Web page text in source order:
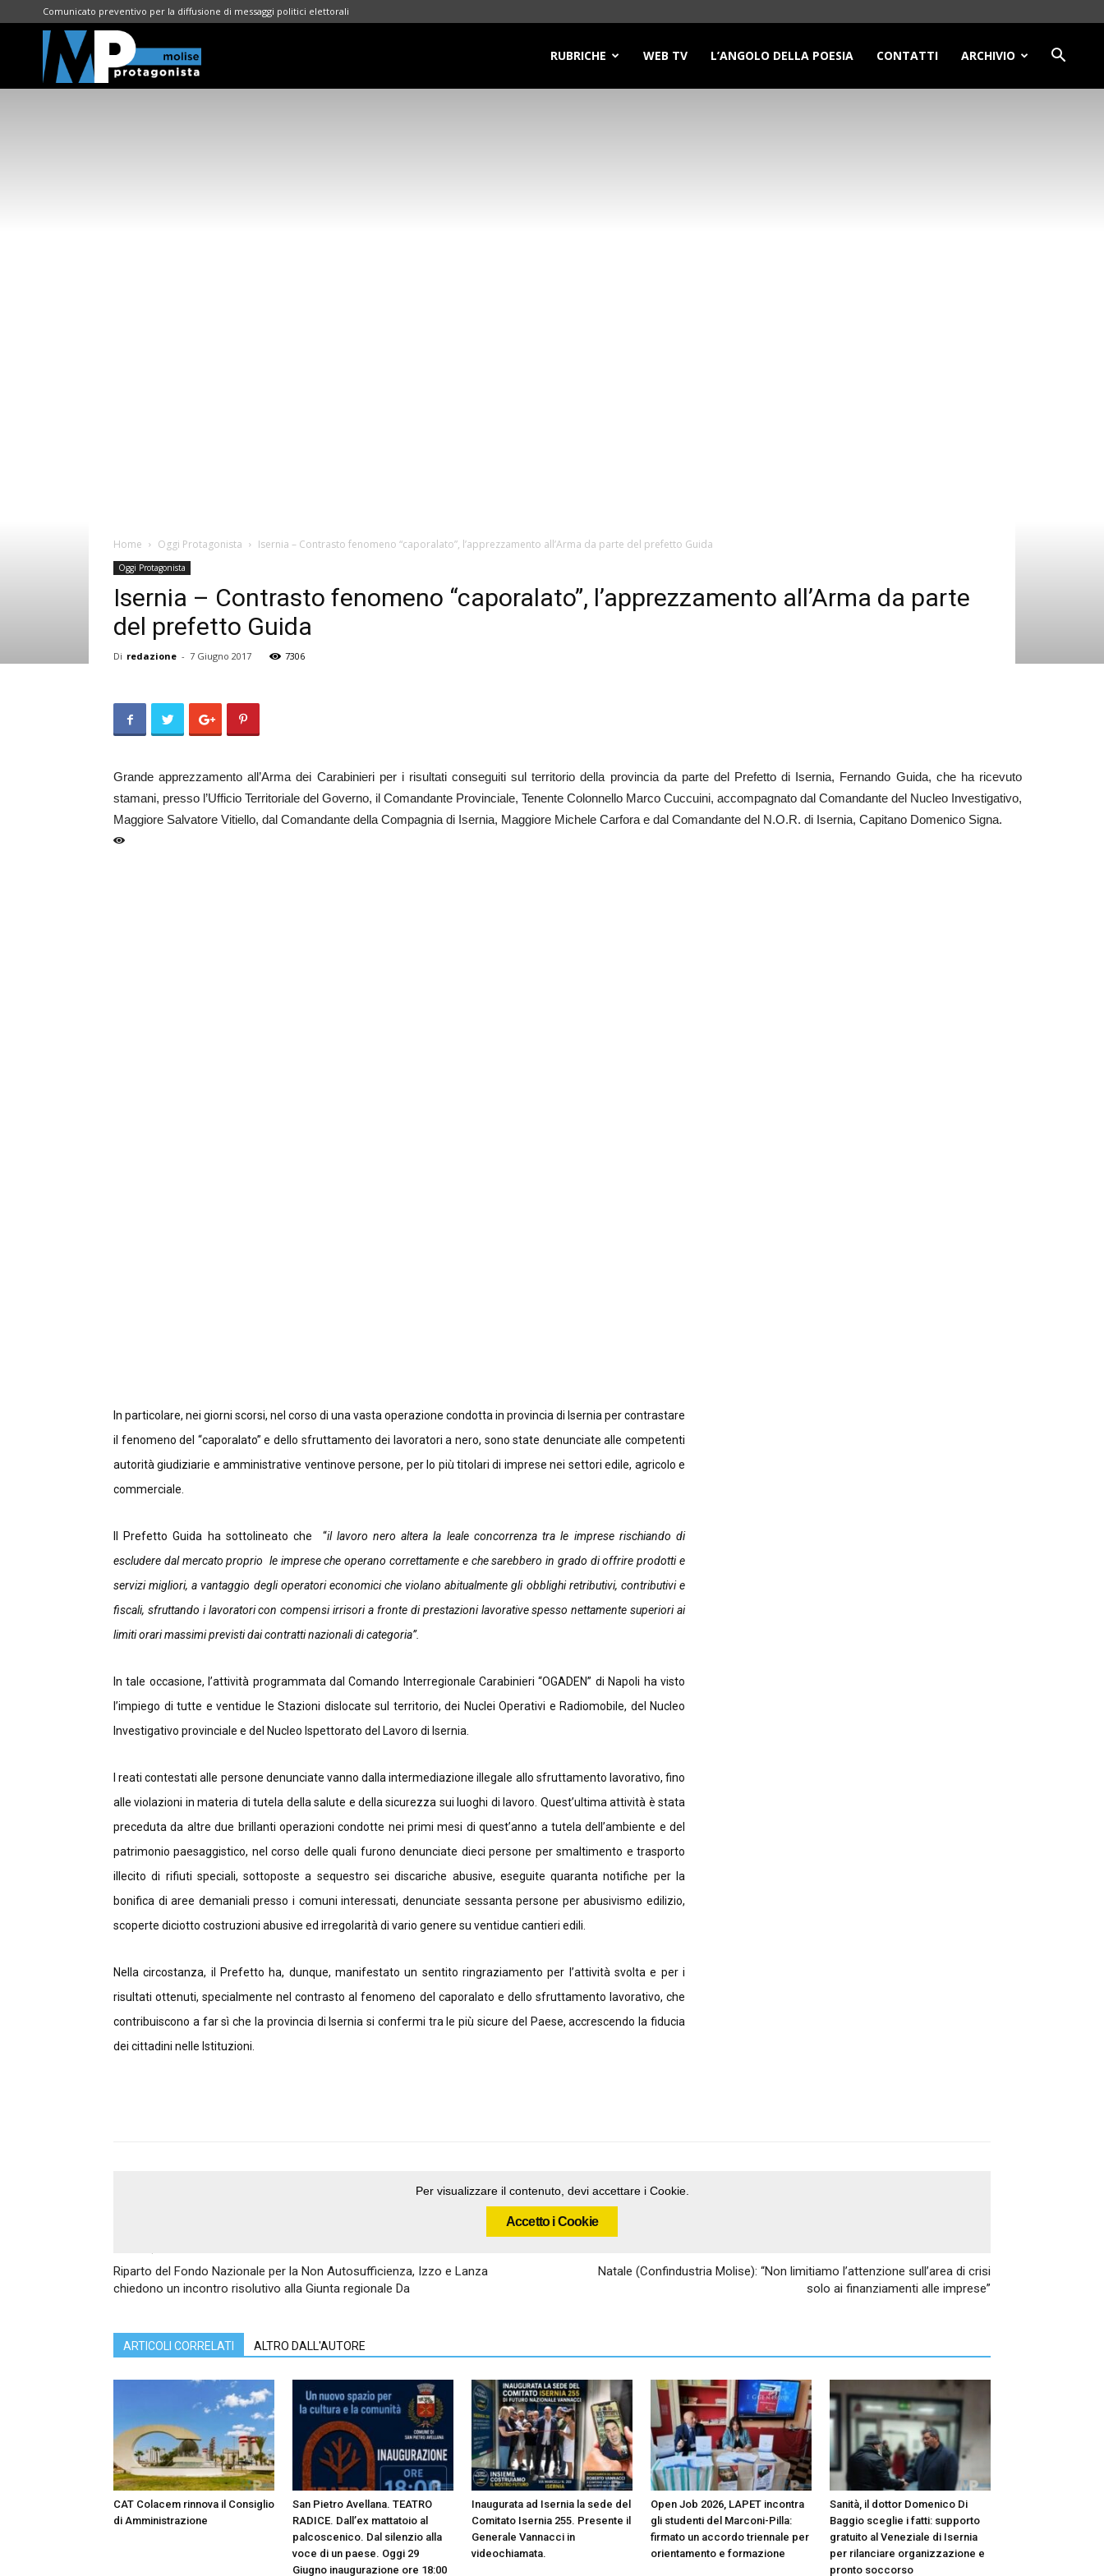
Comunicato preventivo per la diffusione di messaggi politici elettorali
RUBRICHE WEB TV L’ANGOLO DELLA POESIA CONTATTI ARCHIVIO
Home Oggi Protagonista Isernia – Contrasto fenomeno “caporalato”, l’apprezzamento all’Arma da parte del prefetto Guida
Oggi Protagonista
Isernia – Contrasto fenomeno “caporalato”, l’apprezzamento all’Arma da parte
del prefetto Guida
Di redazione - 7 Giugno 2017 7306
Grande apprezzamento all’Arma dei Carabinieri per i risultati conseguiti sul territorio della provincia da parte del Prefetto di Isernia, Fernando Guida, che ha ricevuto
stamani, presso l’Ufficio Territoriale del Governo, il Comandante Provinciale, Tenente Colonnello Marco Cuccuini, accompagnato dal Comandante del Nucleo Investigativo,
Maggiore Salvatore Vitiello, dal Comandante della Compagnia di Isernia, Maggiore Michele Carfora e dal Comandante del N.O.R. di Isernia, Capitano Domenico Signa.
In particolare, nei giorni scorsi, nel corso di una vasta operazione condotta in provincia di Isernia per contrastare
il fenomeno del “caporalato” e dello sfruttamento dei lavoratori a nero, sono state denunciate alle competenti
autorità giudiziarie e amministrative ventinove persone, per lo più titolari di imprese nei settori edile, agricolo e
commerciale.
Il Prefetto Guida ha sottolineato che “il lavoro nero altera la leale concorrenza tra le imprese rischiando di
escludere dal mercato proprio le imprese che operano correttamente e che sarebbero in grado di offrire prodotti e
servizi migliori, a vantaggio degli operatori economici che violano abitualmente gli obblighi retributivi, contributivi e
fiscali, sfruttando i lavoratori con compensi irrisori a fronte di prestazioni lavorative spesso nettamente superiori ai
limiti orari massimi previsti dai contratti nazionali di categoria”.
In tale occasione, l’attività programmata dal Comando Interregionale Carabinieri “OGADEN” di Napoli ha visto
l’impiego di tutte e ventidue le Stazioni dislocate sul territorio, dei Nuclei Operativi e Radiomobile, del Nucleo
Investigativo provinciale e del Nucleo Ispettorato del Lavoro di Isernia.
I reati contestati alle persone denunciate vanno dalla intermediazione illegale allo sfruttamento lavorativo, fino
alle violazioni in materia di tutela della salute e della sicurezza sui luoghi di lavoro. Quest’ultima attività è stata
preceduta da altre due brillanti operazioni condotte nei primi mesi di quest’anno a tutela dell’ambiente e del
patrimonio paesaggistico, nel corso delle quali furono denunciate dieci persone per smaltimento e trasporto
illecito di rifiuti speciali, sottoposte a sequestro sei discariche abusive, eseguite quaranta notifiche per la
bonifica di aree demaniali presso i comuni interessati, denunciate sessanta persone per abusivismo edilizio,
scoperte diciotto costruzioni abusive ed irregolarità di vario genere su ventidue cantieri edili.
Nella circostanza, il Prefetto ha, dunque, manifestato un sentito ringraziamento per l’attività svolta e per i
risultati ottenuti, specialmente nel contrasto al fenomeno del caporalato e dello sfruttamento lavorativo, che
contribuiscono a far sì che la provincia di Isernia si confermi tra le più sicure del Paese, accrescendo la fiducia
dei cittadini nelle Istituzioni.
Per visualizzare il contenuto, devi accettare i Cookie.
Accetto i Cookie
Riparto del Fondo Nazionale per la Non Autosufficienza, Izzo e Lanza
chiedono un incontro risolutivo alla Giunta regionale Da
Natale (Confindustria Molise): “Non limitiamo l’attenzione sull’area di crisi
solo ai finanziamenti alle imprese”
ARTICOLI CORRELATI ALTRO DALL'AUTORE
CAT Colacem rinnova il Consiglio
di Amministrazione
San Pietro Avellana. TEATRO
RADICE. Dall’ex mattatoio al
palcoscenico. Dal silenzio alla
voce di un paese. Oggi 29
Giugno inaugurazione ore 18:00
Inaugurata ad Isernia la sede del
Comitato Isernia 255. Presente il
Generale Vannacci in
videochiamata.
Open Job 2026, LAPET incontra
gli studenti del Marconi-Pilla:
firmato un accordo triennale per
orientamento e formazione
Sanità, il dottor Domenico Di
Baggio sceglie i fatti: supporto
gratuito al Veneziale di Isernia
per rilanciare organizzazione e
pronto soccorso